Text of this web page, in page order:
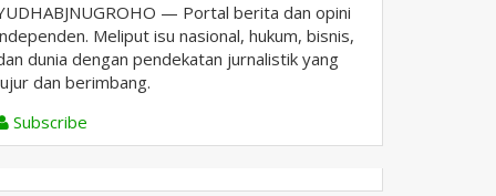
— Portal berita dan opini
Meliput isu nasional, hukum, bisnis,
dunia dengan pendekatan jurnalistik yang
dan berimbang.
Subscribe